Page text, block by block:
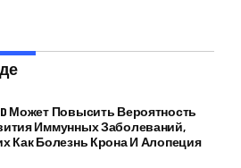
Может Повысить Вероятность
Иммунных Заболеваний,
Как Болезнь Крона И Алопеция